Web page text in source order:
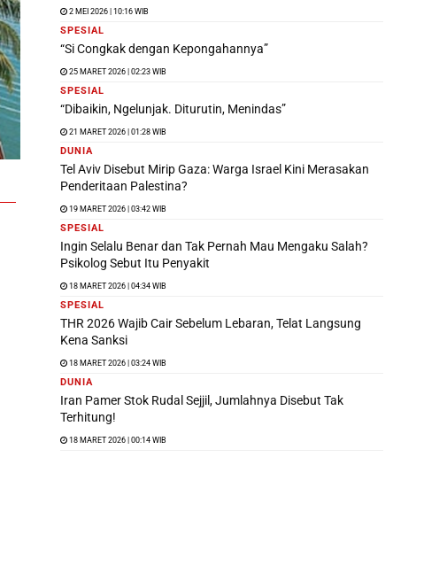
2 MEI 2026 | 10:16 WIB
SPESIAL
“Si Congkak dengan Kepongahannya”
25 MARET 2026 | 02:23 WIB
SPESIAL
“Dibaikin, Ngelunjak. Diturutin, Menindas”
21 MARET 2026 | 01:28 WIB
DUNIA
Tel Aviv Disebut Mirip Gaza: Warga Israel Kini Merasakan
Penderitaan Palestina?
19 MARET 2026 | 03:42 WIB
SPESIAL
Ingin Selalu Benar dan Tak Pernah Mau Mengaku Salah?
Psikolog Sebut Itu Penyakit
18 MARET 2026 | 04:34 WIB
SPESIAL
THR 2026 Wajib Cair Sebelum Lebaran, Telat Langsung
Kena Sanksi
18 MARET 2026 | 03:24 WIB
DUNIA
Iran Pamer Stok Rudal Sejjil, Jumlahnya Disebut Tak
Terhitung!
18 MARET 2026 | 00:14 WIB